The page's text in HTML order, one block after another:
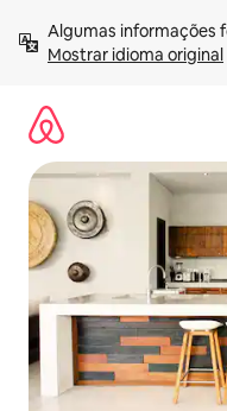
para
Mostrar idioma original